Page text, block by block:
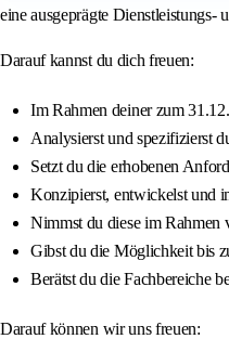
eine ausgeprägte Dienstleistungs-
Darauf kannst du dich freuen:
Im Rahmen deiner zum
Analysierst und spezifizierst
Setzt du die erhobenen
Konzipierst, entwickelst und
Nimmst du diese im Rahmen
Gibst du die Möglichkeit bis
Berätst du die Fachbereiche
Darauf können wir uns freuen: